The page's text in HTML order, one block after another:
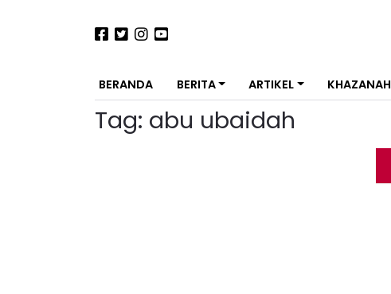
BERANDA BERITA ARTIKEL KHAZANAH
Tag: abu ubaidah